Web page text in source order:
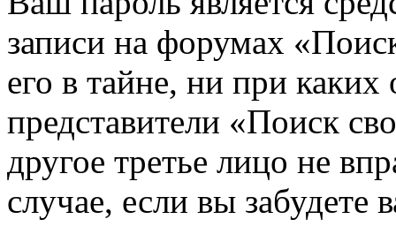
записи на форумах
его в тайне, ни при каких
представители «Поиск
другое третье лицо не
случае, если вы